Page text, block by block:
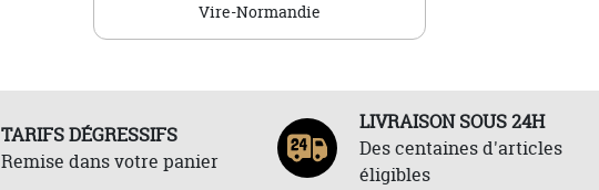
Vire-Normandie
TARIFS DÉGRESSIFS
Remise dans votre panier
LIVRAISON SOUS 24H
Des centaines d'articles
éligibles